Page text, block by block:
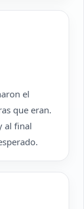
el
que eran.
al final